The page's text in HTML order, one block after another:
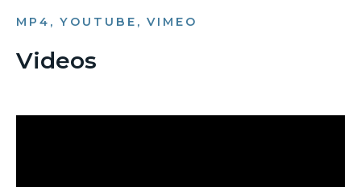
MP4, YOUTUBE, VIMEO
Videos